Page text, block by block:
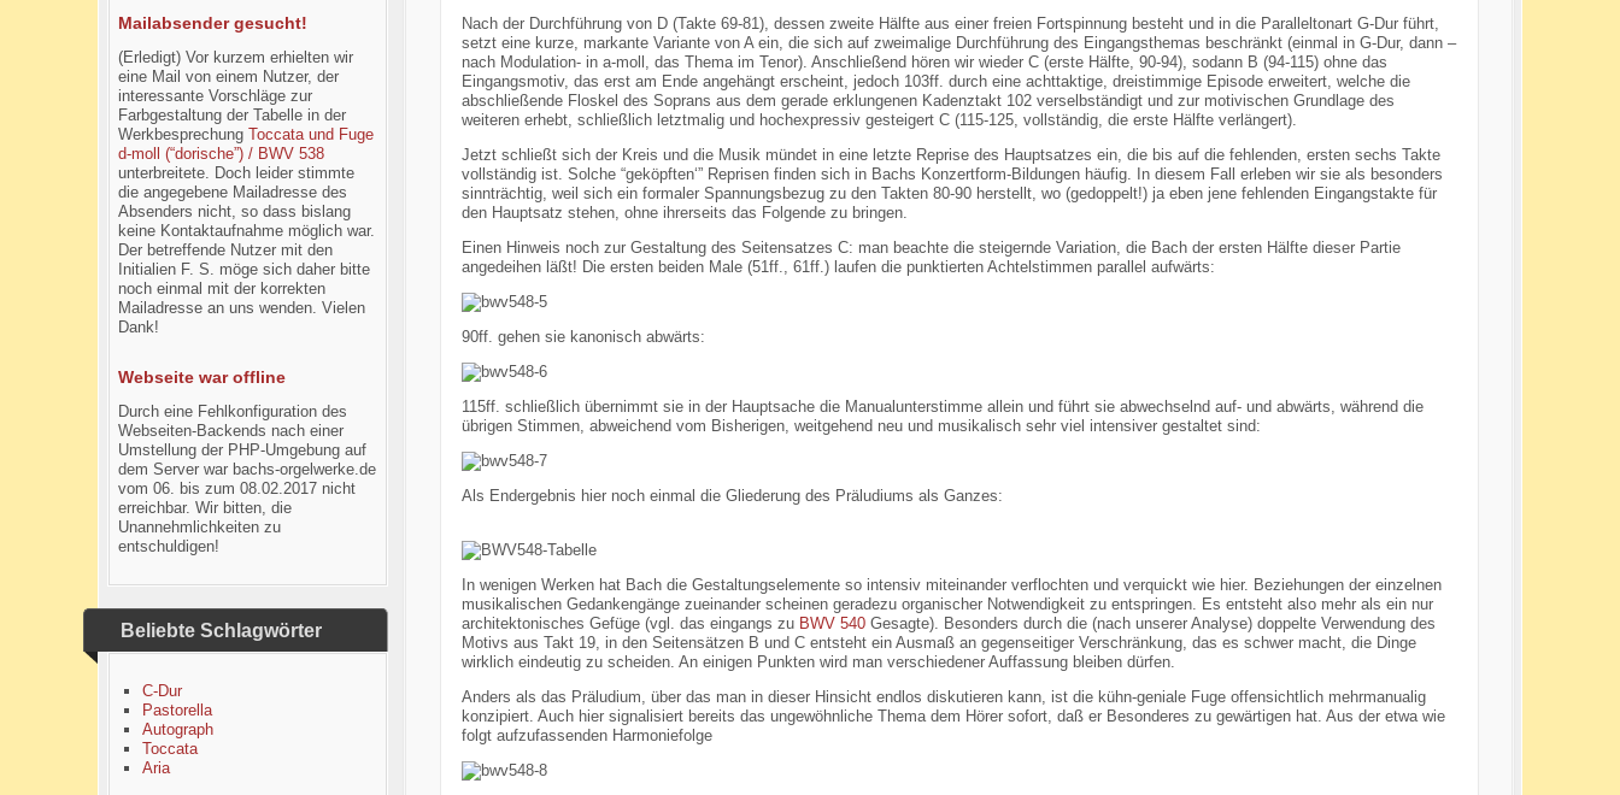
Mailabsender gesucht!
(Erledigt) Vor kurzem erhielten wir
eine Mail von einem Nutzer, der
interessante Vorschläge zur
Farbgestaltung der Tabelle in der
Werkbesprechung Toccata und Fuge
d-moll (“dorische”) / BWV 538
unterbreitete. Doch leider stimmte
die angegebene Mailadresse des
Absenders nicht, so dass bislang
keine Kontaktaufnahme möglich war.
Der betreffende Nutzer mit den
Initialien F. S. möge sich daher bitte
noch einmal mit der korrekten
Mailadresse an uns wenden. Vielen
Dank!
Webseite war offline
Durch eine Fehlkonfiguration des
Webseiten-Backends nach einer
Umstellung der PHP-Umgebung auf
dem Server war bachs-orgelwerke.de
vom 06. bis zum 08.02.2017 nicht
erreichbar. Wir bitten, die
Unannehmlichkeiten zu
entschuldigen!
Beliebte Schlagwörter
C-Dur
Pastorella
Autograph
Toccata
Aria
Nach der Durchführung von D (Takte 69-81), dessen zweite Hälfte aus einer freien Fortspinnung besteht und in die Paralleltonart G-Dur führt,
setzt eine kurze, markante Variante von A ein, die sich auf zweimalige Durchführung des Eingangsthemas beschränkt (einmal in G-Dur, dann –
nach Modulation- in a-moll, das Thema im Tenor). Anschließend hören wir wieder C (erste Hälfte, 90-94), sodann B (94-115) ohne das
Eingangsmotiv, das erst am Ende angehängt erscheint, jedoch 103ff. durch eine achttaktige, dreistimmige Episode erweitert, welche die
abschließende Floskel des Soprans aus dem gerade erklungenen Kadenztakt 102 verselbständigt und zur motivischen Grundlage des
weiteren erhebt, schließlich letztmalig und hochexpressiv gesteigert C (115-125, vollständig, die erste Hälfte verlängert).
Jetzt schließt sich der Kreis und die Musik mündet in eine letzte Reprise des Hauptsatzes ein, die bis auf die fehlenden, ersten sechs Takte
vollständig ist. Solche “geköpften‘” Reprisen finden sich in Bachs Konzertform-Bildungen häufig. In diesem Fall erleben wir sie als besonders
sinnträchtig, weil sich ein formaler Spannungsbezug zu den Takten 80-90 herstellt, wo (gedoppelt!) ja eben jene fehlenden Eingangstakte für
den Hauptsatz stehen, ohne ihrerseits das Folgende zu bringen.
Einen Hinweis noch zur Gestaltung des Seitensatzes C: man beachte die steigernde Variation, die Bach der ersten Hälfte dieser Partie
angedeihen läßt! Die ersten beiden Male (51ff., 61ff.) laufen die punktierten Achtelstimmen parallel aufwärts:
90ff. gehen sie kanonisch abwärts:
115ff. schließlich übernimmt sie in der Hauptsache die Manualunterstimme allein und führt sie abwechselnd auf- und abwärts, während die
übrigen Stimmen, abweichend vom Bisherigen, weitgehend neu und musikalisch sehr viel intensiver gestaltet sind:
Als Endergebnis hier noch einmal die Gliederung des Präludiums als Ganzes:
In wenigen Werken hat Bach die Gestaltungselemente so intensiv miteinander verflochten und verquickt wie hier. Beziehungen der einzelnen
musikalischen Gedankengänge zueinander scheinen geradezu organischer Notwendigkeit zu entspringen. Es entsteht also mehr als ein nur
architektonisches Gefüge (vgl. das eingangs zu BWV 540Gesagte). Besonders durch die (nach unserer Analyse) doppelte Verwendung des
Motivs aus Takt 19, in den Seitensätzen B und C entsteht ein Ausmaß an gegenseitiger Verschränkung, das es schwer macht, die Dinge
wirklich eindeutig zu scheiden. An einigen Punkten wird man verschiedener Auffassung bleiben dürfen.
Anders als das Präludium, über das man in dieser Hinsicht endlos diskutieren kann, ist die kühn-geniale Fuge offensichtlich mehrmanualig
konzipiert. Auch hier signalisiert bereits das ungewöhnliche Thema dem Hörer sofort, daß er Besonderes zu gewärtigen hat. Aus der etwa wie
folgt aufzufassenden Harmoniefolge